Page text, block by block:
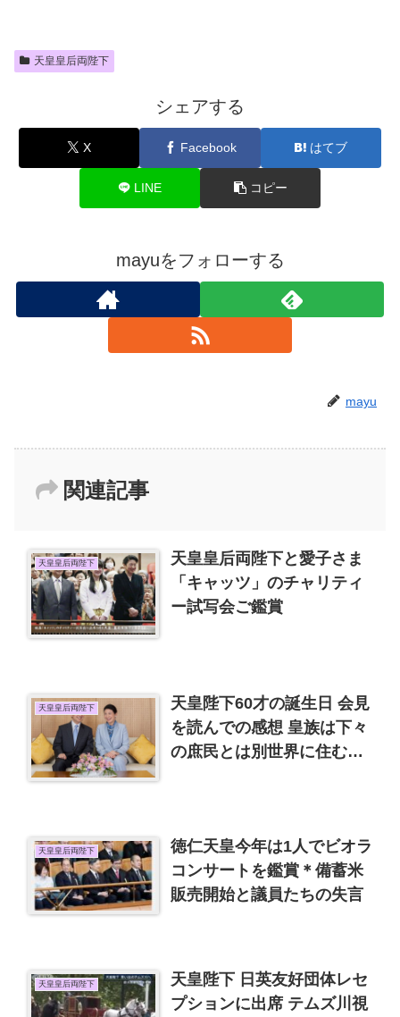
天皇皇后両陛下
シェアする
X Facebook はてブ
LINE コピー
mayuをフォローする
mayu
関連記事
天皇皇后両陛下
天皇皇后両陛下と愛子さま
「キャッツ」のチャリティ
ー試写会ご鑑賞
天皇皇后両陛下
天皇陛下60才の誕生日 会見
を読んでの感想 皇族は下々
の庶民とは別世界に住む人
天皇皇后両陛下
徳仁天皇今年は1人でビオラ
コンサートを鑑賞＊備蓄米
販売開始と議員たちの失言
天皇皇后両陛下
天皇陛下 日英友好団体レセ
プションに出席 テムズ川視